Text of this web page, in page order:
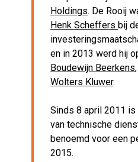
Holdings. De Rooij
Henk Scheffers bij
en in 2013 werd hij
Boudewijn Beerkens
Wolters Kluwer.
Sinds 8 april 2011
van technische
benoemd voor een
2015.